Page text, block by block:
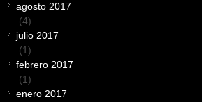
agosto 2017
(4)
julio 2017
(1)
febrero 2017
(1)
enero 2017